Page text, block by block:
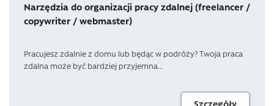
Narzędzia do organizacji pracy zdalnej (freelancer /
copywriter / webmaster)
Pracujesz zdalnie z domu lub będąc w podróży? Twoja praca
zdalna może być bardziej przyjemna...
Szczegóły